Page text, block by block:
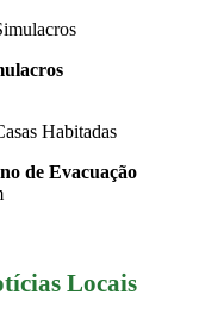
de Evacuação
Locais